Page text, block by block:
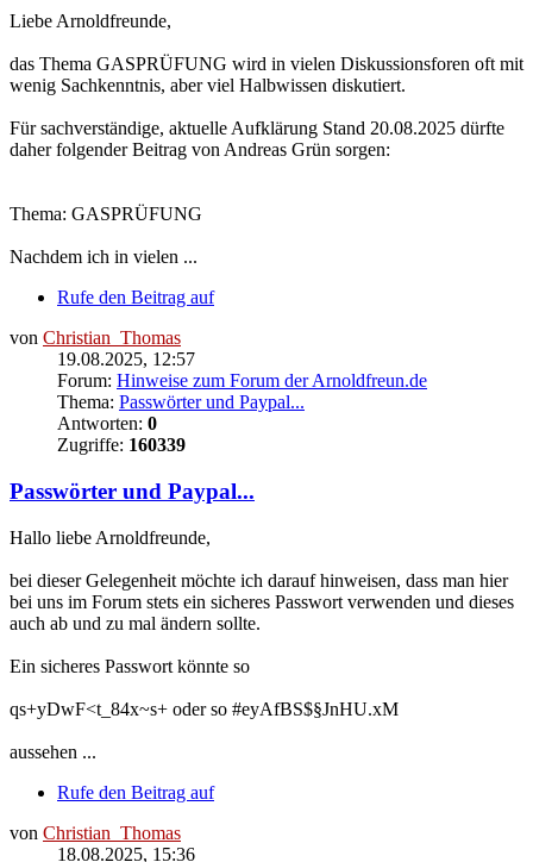
Liebe Arnoldfreunde,
das Thema GASPRÜFUNG wird in vielen Diskussionsforen oft mit
wenig Sachkenntnis, aber viel Halbwissen diskutiert.
Für sachverständige, aktuelle Aufklärung Stand 20.08.2025 dürfte
daher folgender Beitrag von Andreas Grün sorgen:
Thema: GASPRÜFUNG
Nachdem ich in vielen ...
Rufe den Beitrag auf
von Christian_Thomas
19.08.2025, 12:57
Forum: Hinweise zum Forum der Arnoldfreun.de
Thema: Passwörter und Paypal...
Antworten: 0
Zugriffe: 160339
Passwörter und Paypal...
Hallo liebe Arnoldfreunde,
bei dieser Gelegenheit möchte ich darauf hinweisen, dass man hier
bei uns im Forum stets ein sicheres Passwort verwenden und dieses
auch ab und zu mal ändern sollte.
Ein sicheres Passwort könnte so
qs+yDwF<t_84x~s+ oder so #eyAfBS$§JnHU.xM
aussehen ...
Rufe den Beitrag auf
von Christian_Thomas
18.08.2025, 15:36